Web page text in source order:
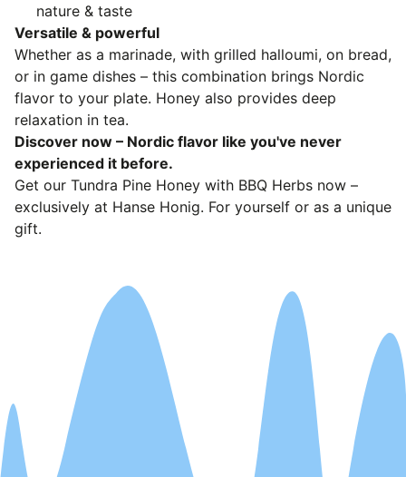
nature & taste
Versatile & powerful
Whether as a marinade, with grilled halloumi, on bread,
or in game dishes – this combination brings Nordic
flavor to your plate. Honey also provides deep
relaxation in tea.
Discover now – Nordic flavor like you've never
experienced it before.
Get our Tundra Pine Honey with BBQ Herbs now –
exclusively at Hanse Honig. For yourself or as a unique
gift.